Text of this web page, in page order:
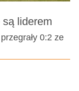
są liderem
0:2 ze